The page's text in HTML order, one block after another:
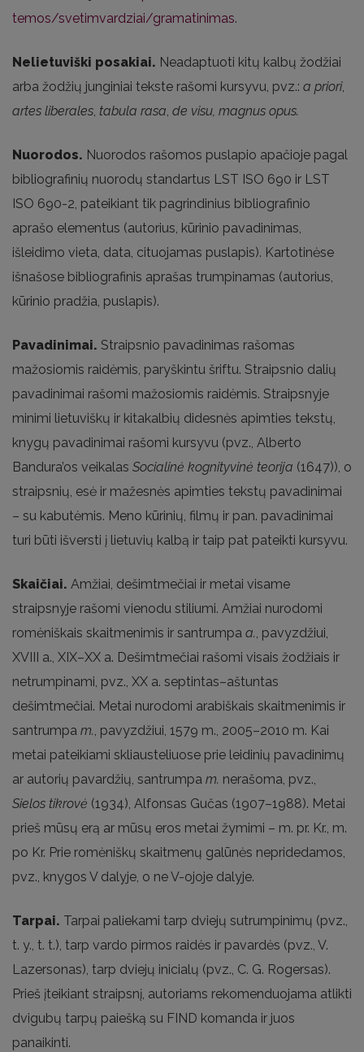
temos/svetimvardziai/gramatinimas.
Nelietuviški posakiai. Neadaptuoti kitų kalbų žodžiai
arba žodžių junginiai tekste rašomi kursyvu, pvz.: a priori,
artes liberales, tabula rasa, de visu, magnus opus.
Nuorodos. Nuorodos rašomos puslapio apačioje pagal
bibliografinių nuorodų standartus LST ISO 690 ir LST
ISO 690-2, pateikiant tik pagrindinius bibliografinio
aprašo elementus (autorius, kūrinio pavadinimas,
išleidimo vieta, data, cituojamas puslapis). Kartotinėse
išnašose bibliografinis aprašas trumpinamas (autorius,
kūrinio pradžia, puslapis).
Pavadinimai. Straipsnio pavadinimas rašomas
mažosiomis raidėmis, paryškintu šriftu. Straipsnio dalių
pavadinimai rašomi mažosiomis raidėmis. Straipsnyje
minimi lietuviškų ir kitakalbių didesnės apimties tekstų,
knygų pavadinimai rašomi kursyvu (pvz., Alberto
Bandura’os veikalas Socialinė kognityvinė teorija (1647)), o
straipsnių, esė ir mažesnės apimties tekstų pavadinimai
– su kabutėmis. Meno kūrinių, filmų ir pan. pavadinimai
turi būti išversti į lietuvių kalbą ir taip pat pateikti kursyvu.
Skaičiai. Amžiai, dešimtmečiai ir metai visame
straipsnyje rašomi vienodu stiliumi. Amžiai nurodomi
romėniškais skaitmenimis ir santrumpa a., pavyzdžiui,
XVIII a., XIX–XX a. Dešimtmečiai rašomi visais žodžiais ir
netrumpinami, pvz., XX a. septintas–aštuntas
dešimtmečiai. Metai nurodomi arabiškais skaitmenimis ir
santrumpa m., pavyzdžiui, 1579 m., 2005–2010 m. Kai
metai pateikiami skliausteliuose prie leidinių pavadinimų
ar autorių pavardžių, santrumpa m. nerašoma, pvz.,
Sielos tikrovė (1934), Alfonsas Gučas (1907–1988). Metai
prieš mūsų erą ar mūsų eros metai žymimi – m. pr. Kr., m.
po Kr. Prie romėniškų skaitmenų galūnės nepridedamos,
pvz., knygos V dalyje, o ne V-ojoje dalyje.
Tarpai. Tarpai paliekami tarp dviejų sutrumpinimų (pvz.,
t. y., t. t.), tarp vardo pirmos raidės ir pavardės (pvz., V.
Lazersonas), tarp dviejų inicialų (pvz., C. G. Rogersas).
Prieš įteikiant straipsnį, autoriams rekomenduojama atlikti
dvigubų tarpų paiešką su FIND komanda ir juos
panaikinti.